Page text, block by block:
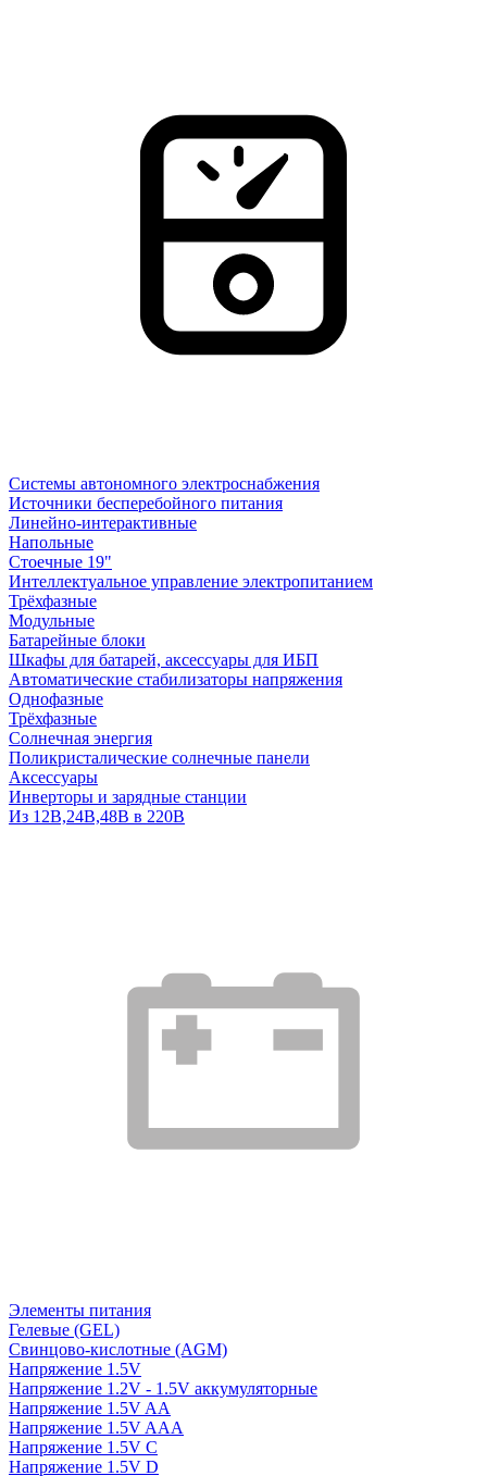
Системы автономного электроснабжения
Источники бесперебойного питания
Линейно-интерактивные
Напольные
Стоечные 19"
Интеллектуальное управление электропитанием
Трёхфазные
Модульные
Батарейные блоки
Шкафы для батарей, аксессуары для ИБП
Автоматические стабилизаторы напряжения
Однофазные
Трёхфазные
Солнечная энергия
Поликристалические солнечные панели
Аксессуары
Инверторы и зарядные станции
Из 12В,24В,48В в 220В
Элементы питания
Гелевые (GEL)
Свинцово-кислотные (AGM)
Напряжение 1.5V
Напряжение 1.2V - 1.5V аккумуляторные
Напряжение 1.5V AA
Напряжение 1.5V AAA
Напряжение 1.5V C
Напряжение 1.5V D